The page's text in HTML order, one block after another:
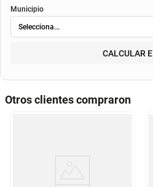
Municipio
CALCULAR
Otros clientes compraron